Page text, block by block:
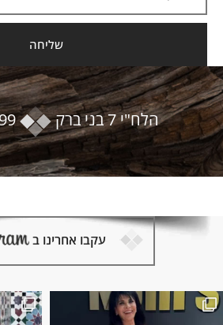
שליחה
הלח"י 7 בני ברק 03-3734999
עקבו אחרינו ב
זליז׳ במקלחת.